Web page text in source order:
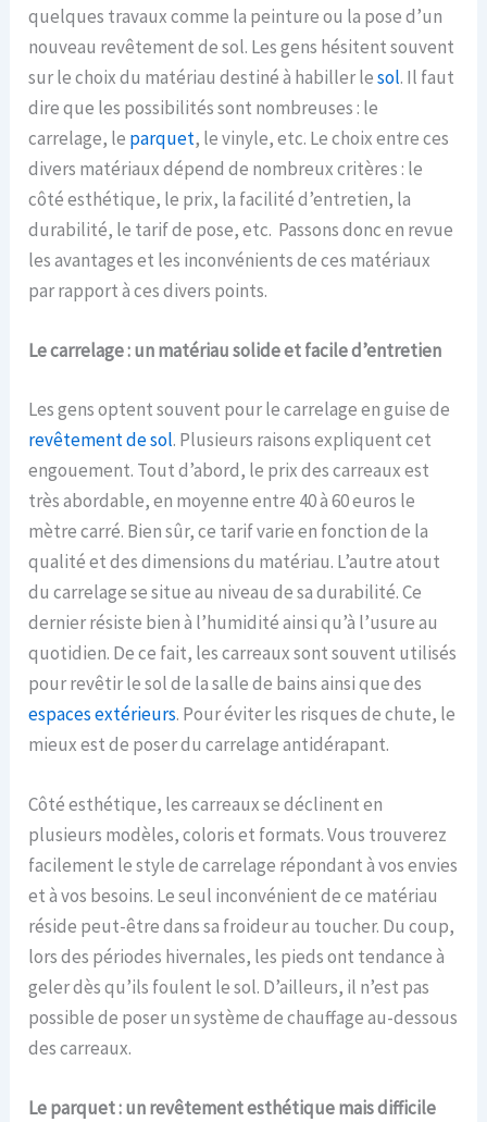
quelques travaux comme la peinture ou la pose d’un
nouveau revêtement de sol. Les gens hésitent souvent
sur le choix du matériau destiné à habiller lesol. Il faut
dire que les possibilités sont nombreuses : le
carrelage, le parquet, le vinyle, etc. Le choix entre ces
divers matériaux dépend de nombreux critères : le
côté esthétique, le prix, la facilité d’entretien, la
durabilité, le tarif de pose, etc. Passons donc en revue
les avantages et les inconvénients de ces matériaux
par rapport à ces divers points.
Le carrelage : un matériau solide et facile d’entretien
Les gens optent souvent pour le carrelage en guise de
revêtement de sol. Plusieurs raisons expliquent cet
engouement. Tout d’abord, le prix des carreaux est
très abordable, en moyenne entre 40 à 60 euros le
mètre carré. Bien sûr, ce tarif varie en fonction de la
qualité et des dimensions du matériau. L’autre atout
du carrelage se situe au niveau de sa durabilité. Ce
dernier résiste bien à l’humidité ainsi qu’à l’usure au
quotidien. De ce fait, les carreaux sont souvent utilisés
pour revêtir le sol de la salle de bains ainsi que des
espaces extérieurs. Pour éviter les risques de chute, le
mieux est de poser du carrelage antidérapant.
Côté esthétique, les carreaux se déclinent en
plusieurs modèles, coloris et formats. Vous trouverez
facilement le style de carrelage répondant à vos envies
et à vos besoins. Le seul inconvénient de ce matériau
réside peut-être dans sa froideur au toucher. Du coup,
lors des périodes hivernales, les pieds ont tendance à
geler dès qu’ils foulent le sol. D’ailleurs, il n’est pas
possible de poser un système de chauffage au-dessous
des carreaux.
Le parquet : un revêtement esthétique mais difficile